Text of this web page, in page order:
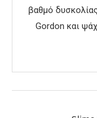
βαθμό
Gordon και